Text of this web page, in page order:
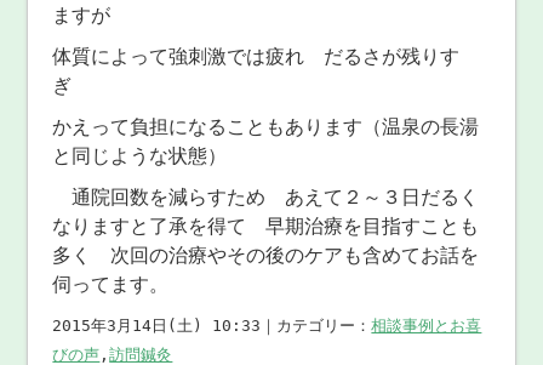
ますが
体質によって強刺激では疲れ だるさが残りす
ぎ
かえって負担になることもあります（温泉の長湯
と同じような状態）
通院回数を減らすため あえて２～３日だるく
なりますと了承を得て 早期治療を目指すことも
多く 次回の治療やその後のケアも含めてお話を
伺ってます。
2015年3月14日(土) 10:33｜カテゴリー：相談事例とお喜
びの声 ,訪問鍼灸